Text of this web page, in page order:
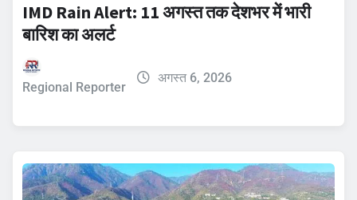
IMD Rain Alert: 11 अगस्त तक देशभर में भारी
बारिश का अलर्ट
Regional Reporter
अगस्त 6, 2026